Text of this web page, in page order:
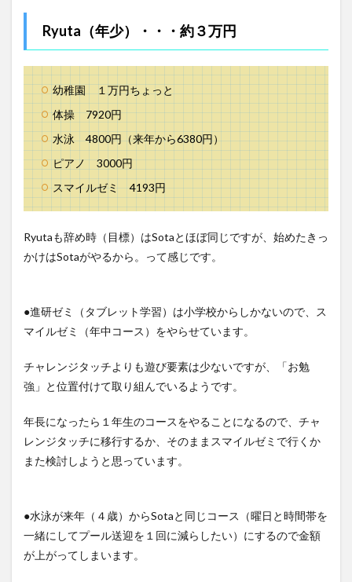
Ryuta（年少）・・・約３万円
幼稚園 １万円ちょっと
体操 7920円
水泳 4800円（来年から6380円）
ピアノ 3000円
スマイルゼミ 4193円
Ryutaも辞め時（目標）はSotaとほぼ同じですが、始めたきっ
かけはSotaがやるから。って感じです。
●進研ゼミ（タブレット学習）は小学校からしかないので、ス
マイルゼミ（年中コース）をやらせています。
チャレンジタッチよりも遊び要素は少ないですが、「お勉
強」と位置付けて取り組んでいるようです。
年長になったら１年生のコースをやることになるので、チャ
レンジタッチに移行するか、そのままスマイルゼミで行くか
また検討しようと思っています。
●水泳が来年（４歳）からSotaと同じコース（曜日と時間帯を
一緒にしてプール送迎を１回に減らしたい）にするので金額
が上がってしまいます。